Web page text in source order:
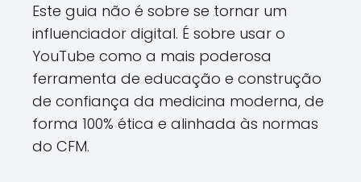
Este guia não é sobre se tornar um
influenciador digital. É sobre usar o
YouTube como a mais poderosa
ferramenta de educação e construção
de confiança da medicina moderna, de
forma 100% ética e alinhada às normas
do CFM.